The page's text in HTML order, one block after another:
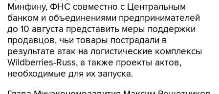
Минфину, ФНС совместно с Центральным
банком и объединениями предпринимателей
до 10 августа представить меры поддержки
продавцов, чьи товары пострадали в
результате атак на логистические комплексы
Wildberries-Russ, а также проекты актов,
необходимые для их запуска.